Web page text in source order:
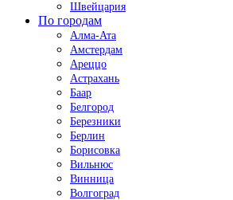
Швейцария
По городам
Алма-Ата
Амстердам
Ареццо
Астрахань
Баар
Белгород
Березники
Берлин
Борисовка
Вильнюс
Винница
Волгоград